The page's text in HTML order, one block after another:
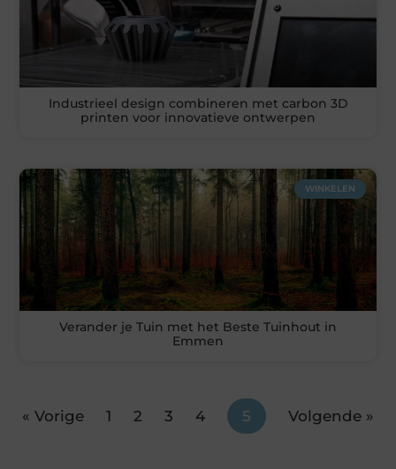
Industrieel design combineren met carbon 3D
printen voor innovatieve ontwerpen
WINKELEN
Verander je Tuin met het Beste Tuinhout in
Emmen
« Vorige 1 2 3 4 5 Volgende »